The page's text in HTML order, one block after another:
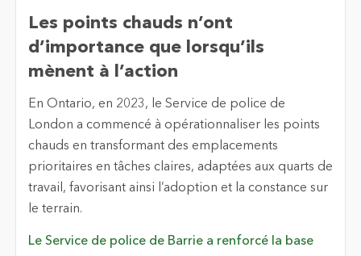
Les points chauds n’ont
d’importance que lorsqu’ils
mènent à l’action
En Ontario, en 2023, le Service de police de
London a commencé à opérationnaliser les points
chauds en transformant des emplacements
prioritaires en tâches claires, adaptées aux quarts de
travail, favorisant ainsi l’adoption et la constance sur
le terrain.
Le Service de police de Barrie a renforcé la base